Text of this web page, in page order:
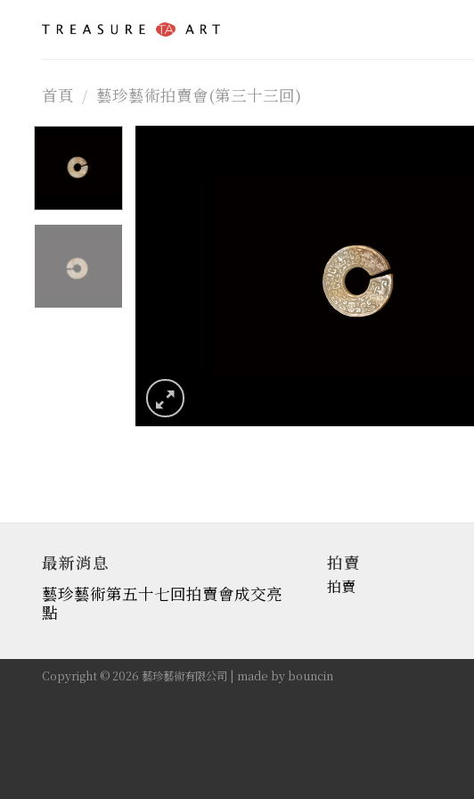
首頁 / 藝珍藝術拍賣會(第三十三回)
最新消息
藝珍藝術第五十七回拍賣會成交亮
點
拍賣
拍賣
Copyright © 2026 藝珍藝術有限公司 | made by bouncin